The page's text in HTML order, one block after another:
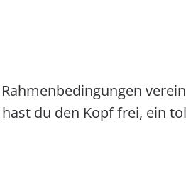
du den Kopf frei, ein